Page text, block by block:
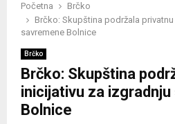
Početna
Brčko
Brčko: Skupština podržala
savremene Bolnice
Brčko
Brčko: Skupština
inicijativu za
Bolnice